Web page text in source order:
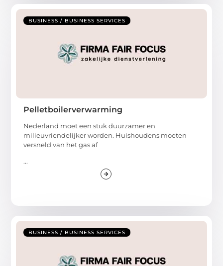
BUSINESS / BUSINESS SERVICES
Pelletboilerverwarming
Nederland moet een stuk duurzamer en
milieuvriendelijker worden. Huishoudens moeten
versneld van het gas af
...
BUSINESS / BUSINESS SERVICES